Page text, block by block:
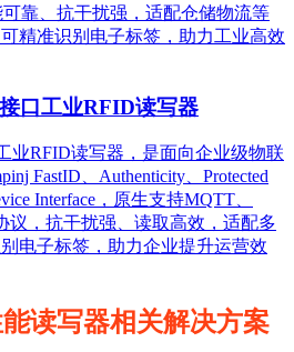
靠、抗干扰强，适配仓储物流等
精准识别电子标签，助力工业高效
口工业RFID读写器
业RFID读写器，是面向企业级物联
FastID、Authenticity、Protected
Interface，原生支持MQTT、
议，抗干扰强、读取高效，适配多
电子标签，助力企业提升运营效
读写器相关解决方案